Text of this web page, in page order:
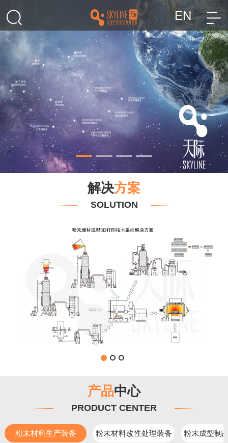
EN
解决方案
SOLUTION
产品中心
PRODUCT CENTER
粉末材料生产装备 粉末材料改性处理装备 粉末成型制